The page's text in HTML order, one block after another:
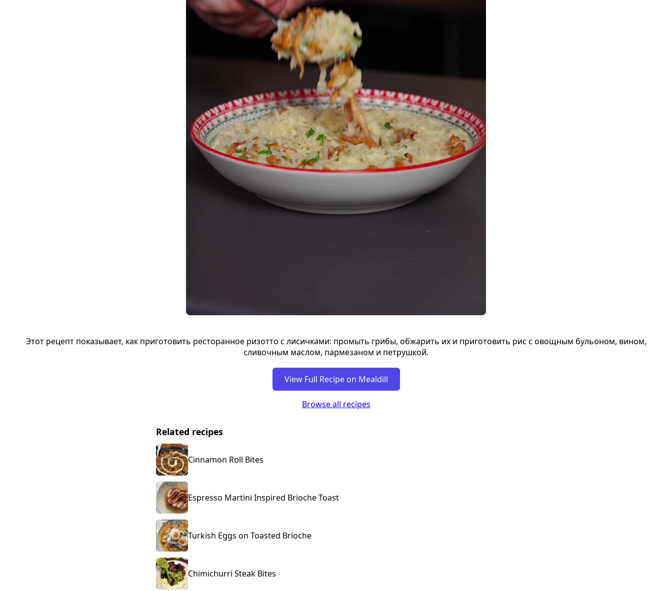
Этот рецепт показывает, как приготовить ресторанное ризотто с лисичками: промыть грибы, обжарить их и приготовить рис с овощным бульоном, вином,
сливочным маслом, пармезаном и петрушкой.
View Full Recipe on Mealdill
Browse all recipes
Related recipes
Cinnamon Roll Bites
Espresso Martini Inspired Brioche Toast
Turkish Eggs on Toasted Brioche
Chimichurri Steak Bites